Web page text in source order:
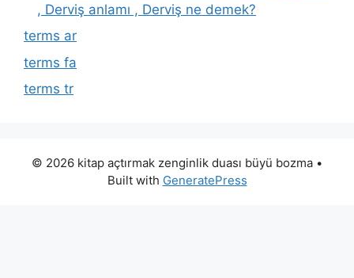
, Derviş anlamı , Derviş ne demek?
terms ar
terms fa
terms tr
© 2026 kitap açtırmak zenginlik duası büyü bozma •
Built with GeneratePress